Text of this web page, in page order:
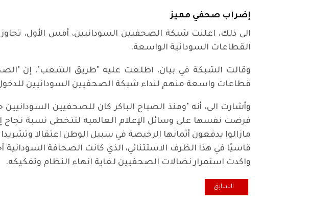
إضراب صحفي مميز
القطاعات السودانية الواسعة.
وقالت الشبكة في بيان، اطلعت عليه "طريق الشعب"، إن
قطاعات واسعة منهم لنداء شبكة الصحفيين السودانيين للدخول
وأشارت الى، أنه "ومنذ الصباح الباكر كان للصحفيين
مازالوا يدفعون أثمانها الرخيصة في سبيل الوطن اعتقالا
قاسيًا في هذا الظرف الاستثنائي، الذي كانت الصحافة السودانية
واكدت استمرار نضالات الصحفيين لغاية انهاء النظام وتفكيكه.
المقال السابق: ملف "طريق الشعب " بمناسبة يوم المرأة العالمي
السابق